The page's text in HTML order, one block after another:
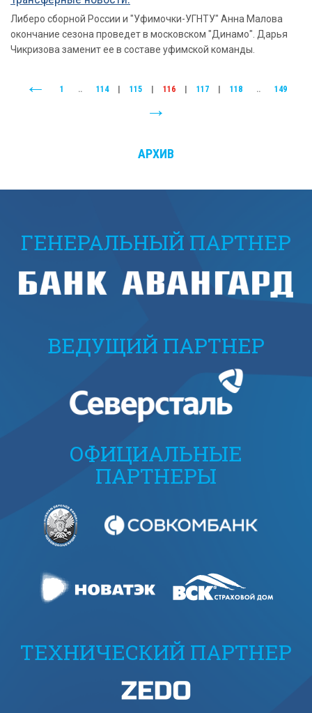
Либеро сборной России и "Уфимочки-УГНТУ" Анна Малова
окончание сезона проведет в московском "Динамо". Дарья
Чикризова заменит ее в составе уфимской команды.
1 .. 114 115 116 117 118 .. 149
АРХИВ
ГЕНЕРАЛЬНЫЙ ПАРТНЕР
ВЕДУЩИЙ ПАРТНЕР
ОФИЦИАЛЬНЫЕ
ПАРТНЕРЫ
ТЕХНИЧЕСКИЙ ПАРТНЕР